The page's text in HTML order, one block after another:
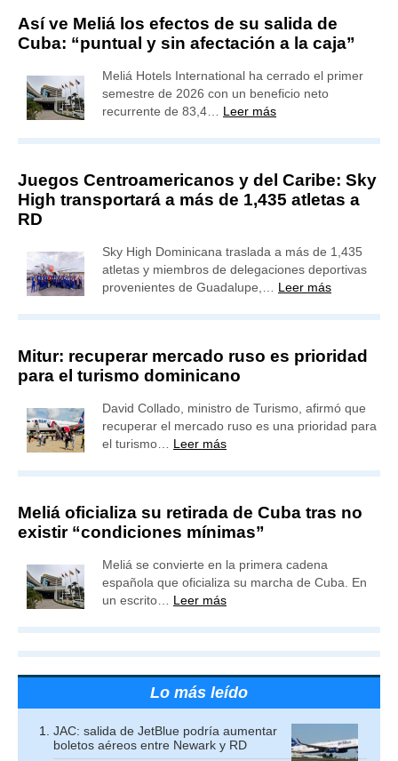
Así ve Meliá los efectos de su salida de
Cuba: “puntual y sin afectación a la caja”
Meliá Hotels International ha cerrado el primer
semestre de 2026 con un beneficio neto
recurrente de 83,4… Leer más
Juegos Centroamericanos y del Caribe: Sky
High transportará a más de 1,435 atletas a
RD
Sky High Dominicana traslada a más de 1,435
atletas y miembros de delegaciones deportivas
provenientes de Guadalupe,… Leer más
Mitur: recuperar mercado ruso es prioridad
para el turismo dominicano
David Collado, ministro de Turismo, afirmó que
recuperar el mercado ruso es una prioridad para
el turismo… Leer más
Meliá oficializa su retirada de Cuba tras no
existir “condiciones mínimas”
Meliá se convierte en la primera cadena
española que oficializa su marcha de Cuba. En
un escrito… Leer más
Lo más leído
JAC: salida de JetBlue podría aumentar
boletos aéreos entre Newark y RD